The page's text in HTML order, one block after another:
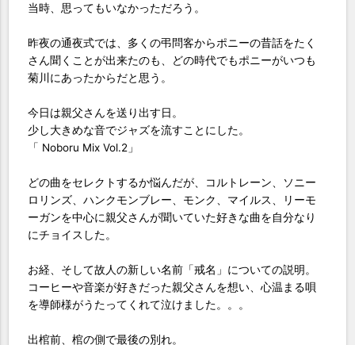
当時、思ってもいなかっただろう。
昨夜の通夜式では、多くの弔問客からポニーの昔話をたく
さん聞くことが出来たのも、どの時代でもポニーがいつも
菊川にあったからだと思う。
今日は親父さんを送り出す日。
少し大きめな音でジャズを流すことにした。
「 Noboru Mix Vol.2」
どの曲をセレクトするか悩んだが、コルトレーン、ソニー
ロリンズ、ハンクモンブレー、モンク、マイルス、リーモ
ーガンを中心に親父さんが聞いていた好きな曲を自分なり
にチョイスした。
お経、そして故人の新しい名前「戒名」についての説明。
コーヒーや音楽が好きだった親父さんを想い、心温まる唄
を導師様がうたってくれて泣けました。。。
出棺前、棺の側で最後の別れ。